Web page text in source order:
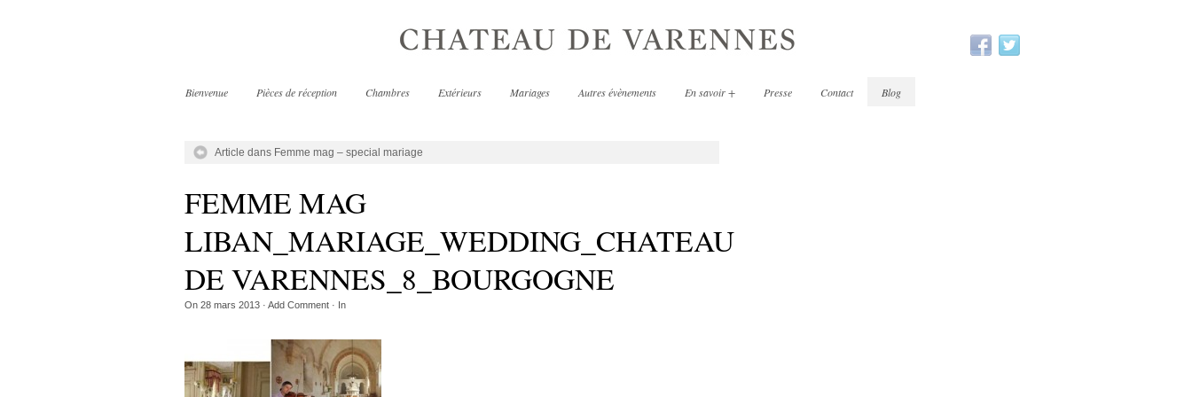
Bienvenue Pièces de réception Chambres Extérieurs Mariages Autres évènements En savoir + Presse Contact Blog
Article dans Femme mag – special mariage
FEMME MAG
LIBAN_MARIAGE_WEDDING_CHATEAU
DE VARENNES_8_BOURGOGNE
On 28 mars 2013 · Add Comment · In